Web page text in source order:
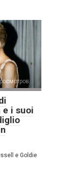
e i suoi
e Goldie